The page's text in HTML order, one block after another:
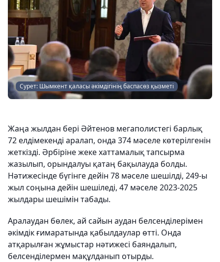
Сурет: Шымкент қаласы әкімдігінің баспасөз қызметі
Жаңа жылдан бері Әйтенов мегаполистегі барлық
72 елдімекенді аралап, онда 374 мәселе көтерілгенін
жеткізді. Әрбіріне жеке хаттамалық тапсырма
жазылып, орындалуы қатаң бақылауда болды.
Нәтижесінде бүгінге дейін 78 мәселе шешілді, 249-ы
жыл соңына дейін шешіледі, 47 мәселе 2023-2025
жылдары шешімін табады.
Аралаудан бөлек, ай сайын аудан белсенділерімен
әкімдік ғимаратында қабылдаулар өтті. Онда
атқарылған жұмыстар нәтижесі баяндалып,
белсенділермен мақұлданып отырды.